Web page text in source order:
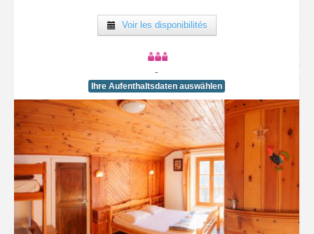
Voir les disponibilités
-
Ihre Aufenthaltsdaten auswählen